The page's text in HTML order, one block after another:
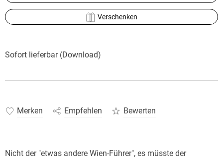
Verschenken
Sofort lieferbar (Download)
Merken Empfehlen Bewerten
Nicht der "etwas andere Wien-Führer", es müsste der